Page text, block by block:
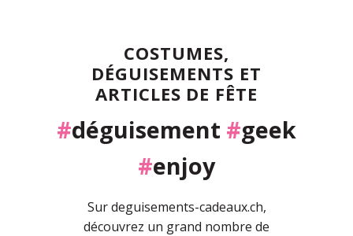
COSTUMES,
DÉGUISEMENTS ET
ARTICLES DE FÊTE
#déguisement #geek
#enjoy
Sur deguisements-cadeaux.ch,
découvrez un grand nombre de